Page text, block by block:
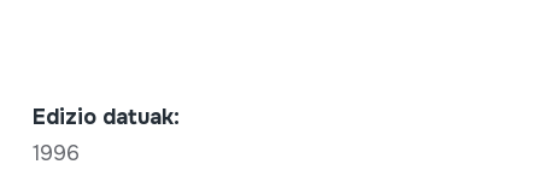
Edizio datuak:
1996